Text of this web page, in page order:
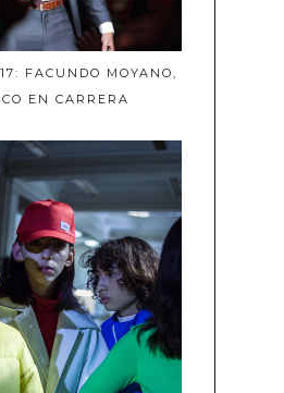
FACUNDO MOYANO,
EN CARRERA